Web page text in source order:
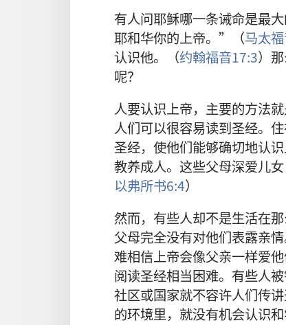
有人问耶稣哪一条诫命是最大
耶和华你的上帝。”（马太
认识他。（约翰福音17:3）
呢？
人要认识上帝， 主要的方法
人们可以很容易读到圣经。 住
圣经， 使他们能够确切地认识
教养成人。 这些父母深爱儿女
以弗所书6:4）
然而， 有些人却不是生活在
父母完全没有对他们表露亲情
难相信上帝会像父亲一样爱
阅读圣经相当困难。 有些人被
社区或国家就不容许人们传讲
的环境里， 就没有机会认识和